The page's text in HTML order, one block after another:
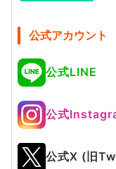
公式アカウント
公式LINE
公式
公式X (旧